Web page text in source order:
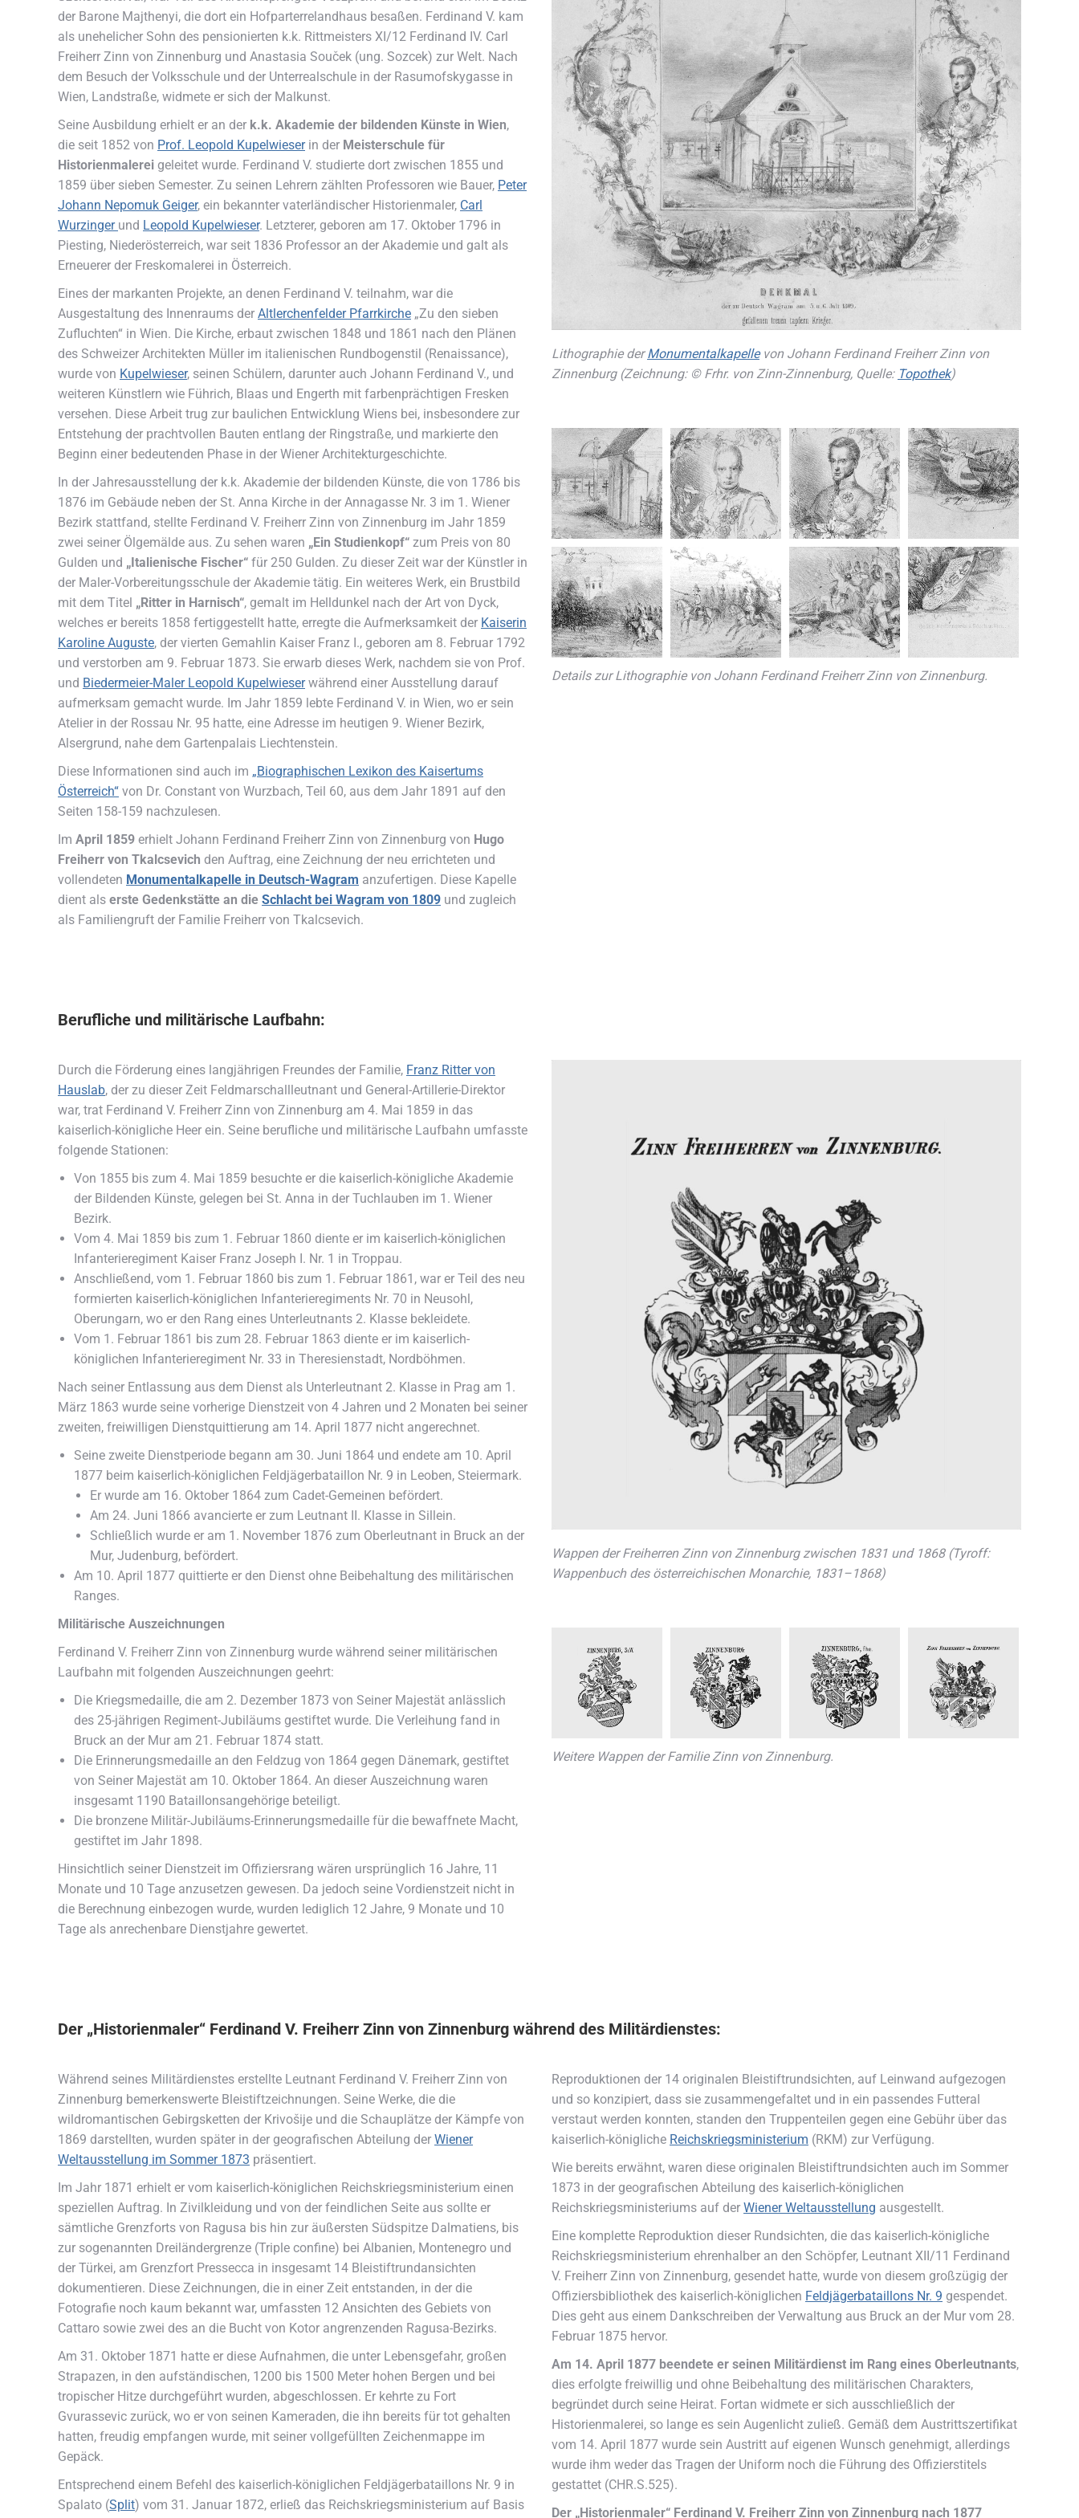
der Barone Majthenyi, die dort ein Hofparterrelandhaus besaßen. Ferdinand V. kam
als unehelicher Sohn des pensionierten k.k. Rittmeisters XI/12 Ferdinand IV. Carl
Freiherr Zinn von Zinnenburg und Anastasia Souček (ung. Sozcek) zur Welt. Nach
dem Besuch der Volksschule und der Unterrealschule in der Rasumofskygasse in
Wien, Landstraße, widmete er sich der Malkunst.
Seine Ausbildung erhielt er an der k.k. Akademie der bildenden Künste in Wien,
die seit 1852 von Prof. Leopold Kupelwieserin der Meisterschule für
Historienmalerei geleitet wurde. Ferdinand V. studierte dort zwischen 1855 und
1859 über sieben Semester. Zu seinen Lehrern zählten Professoren wie Bauer, Peter
Johann Nepomuk Geiger, ein bekannter vaterländischer Historienmaler, Carl
Wurzinger und Leopold Kupelwieser. Letzterer, geboren am 17. Oktober 1796 in
Piesting, Niederösterreich, war seit 1836 Professor an der Akademie und galt als
Erneuerer der Freskomalerei in Österreich.
Eines der markanten Projekte, an denen Ferdinand V. teilnahm, war die
Ausgestaltung des Innenraums der Altlerchenfelder Pfarrkirche „Zu den sieben
Zufluchten“ in Wien. Die Kirche, erbaut zwischen 1848 und 1861 nach den Plänen
des Schweizer Architekten Müller im italienischen Rundbogenstil (Renaissance),
wurde von Kupelwieser, seinen Schülern, darunter auch Johann Ferdinand V., und
weiteren Künstlern wie Führich, Blaas und Engerth mit farbenprächtigen Fresken
versehen. Diese Arbeit trug zur baulichen Entwicklung Wiens bei, insbesondere zur
Entstehung der prachtvollen Bauten entlang der Ringstraße, und markierte den
Beginn einer bedeutenden Phase in der Wiener Architekturgeschichte.
In der Jahresausstellung der k.k. Akademie der bildenden Künste, die von 1786 bis
1876 im Gebäude neben der St. Anna Kirche in der Annagasse Nr. 3 im 1. Wiener
Bezirk stattfand, stellte Ferdinand V. Freiherr Zinn von Zinnenburg im Jahr 1859
zwei seiner Ölgemälde aus. Zu sehen waren „Ein Studienkopf“ zum Preis von 80
Gulden und „Italienische Fischer“ für 250 Gulden. Zu dieser Zeit war der Künstler in
der Maler-Vorbereitungsschule der Akademie tätig. Ein weiteres Werk, ein Brustbild
mit dem Titel „Ritter in Harnisch“, gemalt im Helldunkel nach der Art von Dyck,
welches er bereits 1858 fertiggestellt hatte, erregte die Aufmerksamkeit der Kaiserin
Karoline Auguste, der vierten Gemahlin Kaiser Franz I., geboren am 8. Februar 1792
und verstorben am 9. Februar 1873. Sie erwarb dieses Werk, nachdem sie von Prof.
und Biedermeier-Maler Leopold Kupelwieserwährend einer Ausstellung darauf
aufmerksam gemacht wurde. Im Jahr 1859 lebte Ferdinand V. in Wien, wo er sein
Atelier in der Rossau Nr. 95 hatte, eine Adresse im heutigen 9. Wiener Bezirk,
Alsergrund, nahe dem Gartenpalais Liechtenstein.
Diese Informationen sind auch im „Biographischen Lexikon des Kaisertums
Österreich“ von Dr. Constant von Wurzbach, Teil 60, aus dem Jahr 1891 auf den
Seiten 158-159 nachzulesen.
Im April 1859 erhielt Johann Ferdinand Freiherr Zinn von Zinnenburg von Hugo
Freiherr von Tkalcsevich den Auftrag, eine Zeichnung der neu errichteten und
vollendeten Monumentalkapelle in Deutsch-Wagram anzufertigen. Diese Kapelle
dient als erste Gedenkstätte an die Schlacht bei Wagram von 1809 und zugleich
als Familiengruft der Familie Freiherr von Tkalcsevich.
Lithographie derMonumentalkapellevon Johann Ferdinand Freiherr Zinn von
Zinnenburg (Zeichnung: © Frhr. von Zinn-Zinnenburg, Quelle: Topothek)
Details zur Lithographie von Johann Ferdinand Freiherr Zinn von Zinnenburg.
Berufliche und militärische Laufbahn:
Durch die Förderung eines langjährigen Freundes der Familie, Franz Ritter von
Hauslab, der zu dieser Zeit Feldmarschallleutnant und General-Artillerie-Direktor
war, trat Ferdinand V. Freiherr Zinn von Zinnenburg am 4. Mai 1859 in das
kaiserlich-königliche Heer ein. Seine berufliche und militärische Laufbahn umfasste
folgende Stationen:
Von 1855 bis zum 4. Mai 1859 besuchte er die kaiserlich-königliche Akademie
der Bildenden Künste, gelegen bei St. Anna in der Tuchlauben im 1. Wiener
Bezirk.
Vom 4. Mai 1859 bis zum 1. Februar 1860 diente er im kaiserlich-königlichen
Infanterieregiment Kaiser Franz Joseph I. Nr. 1 in Troppau.
Anschließend, vom 1. Februar 1860 bis zum 1. Februar 1861, war er Teil des neu
formierten kaiserlich-königlichen Infanterieregiments Nr. 70 in Neusohl,
Oberungarn, wo er den Rang eines Unterleutnants 2. Klasse bekleidete.
Vom 1. Februar 1861 bis zum 28. Februar 1863 diente er im kaiserlich-
königlichen Infanterieregiment Nr. 33 in Theresienstadt, Nordböhmen.
Nach seiner Entlassung aus dem Dienst als Unterleutnant 2. Klasse in Prag am 1.
März 1863 wurde seine vorherige Dienstzeit von 4 Jahren und 2 Monaten bei seiner
zweiten, freiwilligen Dienstquittierung am 14. April 1877 nicht angerechnet.
Seine zweite Dienstperiode begann am 30. Juni 1864 und endete am 10. April
1877 beim kaiserlich-königlichen Feldjägerbataillon Nr. 9 in Leoben, Steiermark.
Er wurde am 16. Oktober 1864 zum Cadet-Gemeinen befördert.
Am 24. Juni 1866 avancierte er zum Leutnant II. Klasse in Sillein.
Schließlich wurde er am 1. November 1876 zum Oberleutnant in Bruck an der
Mur, Judenburg, befördert.
Am 10. April 1877 quittierte er den Dienst ohne Beibehaltung des militärischen
Ranges.
Militärische Auszeichnungen
Ferdinand V. Freiherr Zinn von Zinnenburg wurde während seiner militärischen
Laufbahn mit folgenden Auszeichnungen geehrt:
Die Kriegsmedaille, die am 2. Dezember 1873 von Seiner Majestät anlässlich
des 25-jährigen Regiment-Jubiläums gestiftet wurde. Die Verleihung fand in
Bruck an der Mur am 21. Februar 1874 statt.
Die Erinnerungsmedaille an den Feldzug von 1864 gegen Dänemark, gestiftet
von Seiner Majestät am 10. Oktober 1864. An dieser Auszeichnung waren
insgesamt 1190 Bataillonsangehörige beteiligt.
Die bronzene Militär-Jubiläums-Erinnerungsmedaille für die bewaffnete Macht,
gestiftet im Jahr 1898.
Hinsichtlich seiner Dienstzeit im Offiziersrang wären ursprünglich 16 Jahre, 11
Monate und 10 Tage anzusetzen gewesen. Da jedoch seine Vordienstzeit nicht in
die Berechnung einbezogen wurde, wurden lediglich 12 Jahre, 9 Monate und 10
Tage als anrechenbare Dienstjahre gewertet.
Wappen der Freiherren Zinn von Zinnenburg zwischen 1831 und 1868 (Tyroff:
Wappenbuch des österreichischen Monarchie, 1831–1868)
Weitere Wappen der Familie Zinn von Zinnenburg.
Der „Historienmaler“ Ferdinand V. Freiherr Zinn von Zinnenburg während des Militärdienstes:
Während seines Militärdienstes erstellte Leutnant Ferdinand V. Freiherr Zinn von
Zinnenburg bemerkenswerte Bleistiftzeichnungen. Seine Werke, die die
wildromantischen Gebirgsketten der Krivošije und die Schauplätze der Kämpfe von
1869 darstellten, wurden später in der geografischen Abteilung der Wiener
Weltausstellung im Sommer 1873 präsentiert.
Im Jahr 1871 erhielt er vom kaiserlich-königlichen Reichskriegsministerium einen
speziellen Auftrag. In Zivilkleidung und von der feindlichen Seite aus sollte er
sämtliche Grenzforts von Ragusa bis hin zur äußersten Südspitze Dalmatiens, bis
zur sogenannten Dreiländergrenze (Triple confine) bei Albanien, Montenegro und
der Türkei, am Grenzfort Pressecca in insgesamt 14 Bleistiftrundansichten
dokumentieren. Diese Zeichnungen, die in einer Zeit entstanden, in der die
Fotografie noch kaum bekannt war, umfassten 12 Ansichten des Gebiets von
Cattaro sowie zwei des an die Bucht von Kotor angrenzenden Ragusa-Bezirks.
Am 31. Oktober 1871 hatte er diese Aufnahmen, die unter Lebensgefahr, großen
Strapazen, in den aufständischen, 1200 bis 1500 Meter hohen Bergen und bei
tropischer Hitze durchgeführt wurden, abgeschlossen. Er kehrte zu Fort
Gvurassevic zurück, wo er von seinen Kameraden, die ihn bereits für tot gehalten
hatten, freudig empfangen wurde, mit seiner vollgefüllten Zeichenmappe im
Gepäck.
Entsprechend einem Befehl des kaiserlich-königlichen Feldjägerbataillons Nr. 9 in
Spalato (Split) vom 31. Januar 1872, erließ das Reichskriegsministerium auf Basis
Reproduktionen der 14 originalen Bleistiftrundsichten, auf Leinwand aufgezogen
und so konzipiert, dass sie zusammengefaltet und in ein passendes Futteral
verstaut werden konnten, standen den Truppenteilen gegen eine Gebühr über das
kaiserlich-königliche Reichskriegsministerium (RKM) zur Verfügung.
Wie bereits erwähnt, waren diese originalen Bleistiftrundsichten auch im Sommer
1873 in der geografischen Abteilung des kaiserlich-königlichen
Reichskriegsministeriums auf der Wiener Weltausstellung ausgestellt.
Eine komplette Reproduktion dieser Rundsichten, die das kaiserlich-königliche
Reichskriegsministerium ehrenhalber an den Schöpfer, Leutnant XII/11 Ferdinand
V. Freiherr Zinn von Zinnenburg, gesendet hatte, wurde von diesem großzügig der
Offiziersbibliothek des kaiserlich-königlichen Feldjägerbataillons Nr. 9 gespendet.
Dies geht aus einem Dankschreiben der Verwaltung aus Bruck an der Mur vom 28.
Februar 1875 hervor.
Am 14. April 1877 beendete er seinen Militärdienst im Rang eines Oberleutnants,
dies erfolgte freiwillig und ohne Beibehaltung des militärischen Charakters,
begründet durch seine Heirat. Fortan widmete er sich ausschließlich der
Historienmalerei, so lange es sein Augenlicht zuließ. Gemäß dem Austrittszertifikat
vom 14. April 1877 wurde sein Austritt auf eigenen Wunsch genehmigt, allerdings
wurde ihm weder das Tragen der Uniform noch die Führung des Offizierstitels
gestattet (CHR.S.525).
Der „Historienmaler“ Ferdinand V. Freiherr Zinn von Zinnenburg nach 1877